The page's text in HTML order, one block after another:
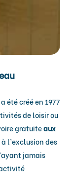
été créé en 1977
de loisir ou
gratuiteaux
l’exclusion des
jamais